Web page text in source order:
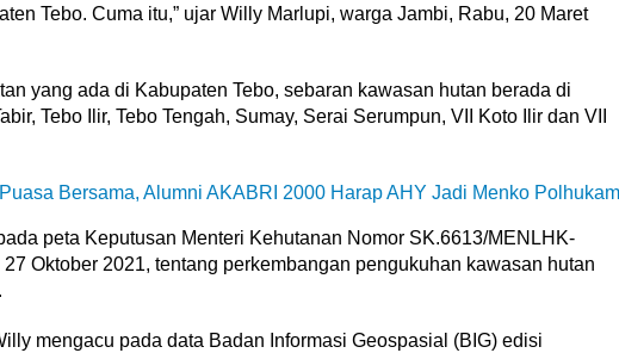
Tebo. Cuma itu,” ujar Willy Marlupi, warga Jambi, Rabu, 20 Maret
yang ada di Kabupaten Tebo, sebaran kawasan hutan berada di
Tebo Ilir, Tebo Tengah, Sumay, Serai Serumpun, VII Koto Ilir dan VII
Bersama, Alumni AKABRI 2000 Harap AHY Jadi Menko Polhukam
peta Keputusan Menteri Kehutanan Nomor SK.6613/MENLHK-
Oktober 2021, tentang perkembangan pengukuhan kawasan hutan
mengacu pada data Badan Informasi Geospasial (BIG) edisi